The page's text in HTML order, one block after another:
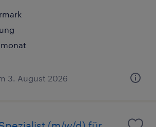
3. August 2026